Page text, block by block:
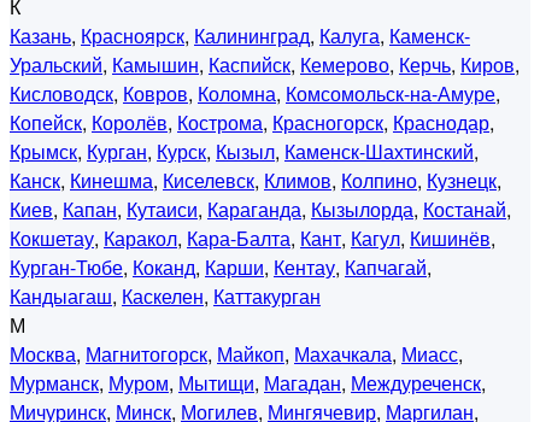
К
Казань, Красноярск, Калининград, Калуга, Каменск-
Уральский, Камышин, Каспийск, Кемерово, Керчь, Киров,
Кисловодск, Ковров, Коломна, Комсомольск-на-Амуре,
Копейск, Королёв, Кострома, Красногорск, Краснодар,
Крымск, Курган, Курск, Кызыл, Каменск-Шахтинский,
Канск, Кинешма, Киселевск, Климов, Колпино, Кузнецк,
Киев, Капан, Кутаиси, Караганда, Кызылорда, Костанай,
Кокшетау, Каракол, Кара-Балта, Кант, Кагул, Кишинёв,
Курган-Тюбе, Коканд, Карши, Кентау, Капчагай,
Кандыагаш, Каскелен, Каттакурган
М
Москва, Магнитогорск, Майкоп, Махачкала, Миасс,
Мурманск, Муром, Мытищи, Магадан, Междуреченск,
Мичуринск, Минск, Могилев, Мингячевир, Маргилан,